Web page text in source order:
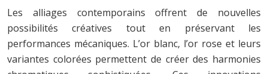
Les alliages contemporains offrent de nouvelles
possibilités créatives tout en préservant les
performances mécaniques. L’or blanc, l’or rose et leurs
variantes colorées permettent de créer des harmonies